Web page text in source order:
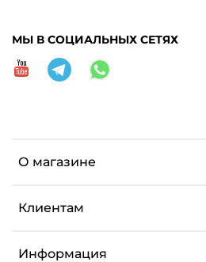
О магазине
Клиентам
Информация
МЫ В СОЦИАЛЬНЫХ СЕТЯХ